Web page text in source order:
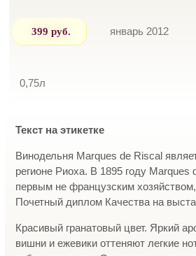
399 руб. январь 2012
0,75л
Текст на этикетке
Винодельня Marques de Riscal
регионе Риоха. В 1895 году Marques
первым не французским
Почетный диплом Качества на
Красивый гранатовый цвет. Яркий
вишни и ежевики оттеняют легкие